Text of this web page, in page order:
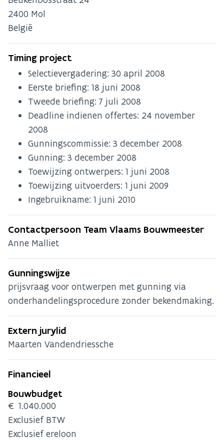
2400 Mol
België
Timing project
Selectievergadering: 30 april 2008
Eerste briefing: 18 juni 2008
Tweede briefing: 7 juli 2008
Deadline indienen offertes: 24 november
2008
Gunningscommissie: 3 december 2008
Gunning: 3 december 2008
Toewijzing ontwerpers: 1 juni 2008
Toewijzing uitvoerders: 1 juni 2009
Ingebruikname: 1 juni 2010
Contactpersoon Team Vlaams Bouwmeester
Anne Malliet
Gunningswijze
prijsvraag voor ontwerpen met gunning via
onderhandelingsprocedure zonder bekendmaking.
Extern jurylid
Maarten Vandendriessche
Financieel
Bouwbudget
€ 1.040.000
Exclusief BTW
Exclusief ereloon